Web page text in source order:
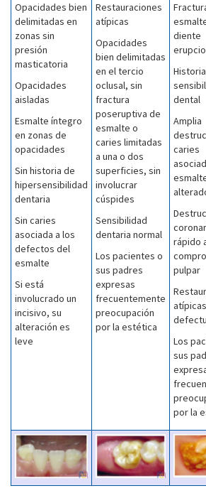
Opacidades bien
delimitadas en
zonas sin
presión
masticatoria
Opacidades
aisladas
Esmalte íntegro
en zonas de
opacidades
Sin historia de
hipersensibilidad
dentaria
Sin caries
asociada a los
defectos del
esmalte
Si está
involucrado un
incisivo, su
alteración es
leve
Restauraciones
atípicas
Opacidades
bien delimitadas
en el tercio
oclusal, sin
fractura
poseruptiva de
esmalte o
caries limitadas
a una o dos
superficies, sin
involucrar
cúspides
Sensibilidad
dentaria normal
Los pacientes o
sus padres
expresas
frecuentemente
preocupación
por la estética
diente
dental
Amplia
caries
rápido
pulpar
atípicas
Los
sus
por la